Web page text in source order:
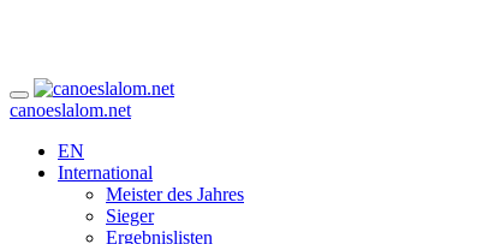
canoeslalom.net
EN
International
Meister des Jahres
Sieger
Ergebnislisten